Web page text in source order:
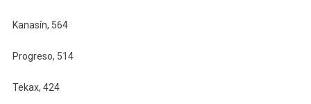
Kanasín, 564
Progreso, 514
Tekax, 424